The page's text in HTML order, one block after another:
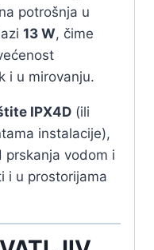
potrošnja u
13 W, čime
i u mirovanju.
IPX4D (ili
instalacije),
prskanja vodom i
i u prostorijama